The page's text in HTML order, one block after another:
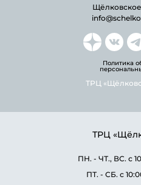
Политика
ТРЦ
ТРЦ
ПН. - ЧТ., ВС. с
ПТ. - СБ. с